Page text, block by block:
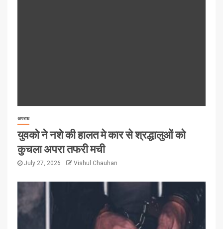
अपराध
युवको ने नशे की हालत मे कार से श्रद्धालुओं को
कुचला अपरा तफरी मची
July 27, 2026 Vishul Chauhan